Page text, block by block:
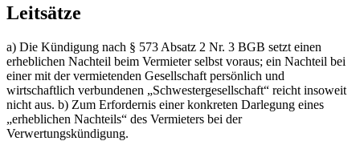
Leitsätze
a) Die Kündigung nach § 573 Absatz 2 Nr. 3 BGB setzt einen
erheblichen Nachteil beim Vermieter selbst voraus; ein Nachteil bei
einer mit der vermietenden Gesellschaft persönlich und
wirtschaftlich verbundenen „Schwestergesellschaft“ reicht insoweit
nicht aus. b) Zum Erfordernis einer konkreten Darlegung eines
„erheblichen Nachteils“ des Vermieters bei der
Verwertungskündigung.